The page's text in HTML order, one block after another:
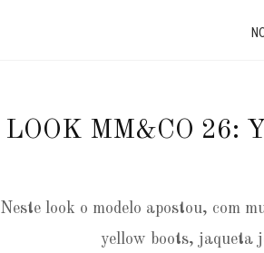
LOOK MM&CO 26:
Neste look o modelo apostou, com
yellow boots, jaqueta